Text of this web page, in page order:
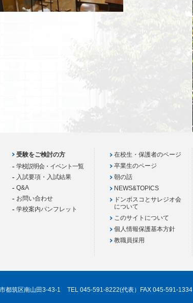
受験をご検討の方
学校説明会・イベント一覧
入試要項・入試結果
Q&A
お問い合わせ
学校案内パンフレット
在校生・保護者のページ
卒業生のページ
朝の話
NEWS&TOPICS
ドンボスコとサレジオ会
について
このサイトについて
個人情報保護基本方針
教職員採用
都筑区南山田3-43-1 TEL 045-591-8222(代表）FAX 045-591-1334